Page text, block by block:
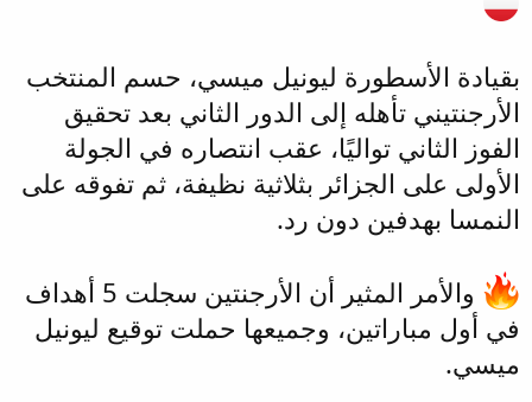
بقيادة الأسطورة ليونيل ميسي، حسم المنتخب
الأرجنتيني تأهله إلى الدور الثاني بعد تحقيق
الفوز الثاني تواليًا، عقب انتصاره في الجولة
الأولى على الجزائر بثلاثية نظيفة، ثم تفوقه على
النمسا بهدفين دون رد.
والأمر المثير أن الأرجنتين سجلت 5 أهداف
في أول مباراتين، وجميعها حملت توقيع ليونيل
ميسي.